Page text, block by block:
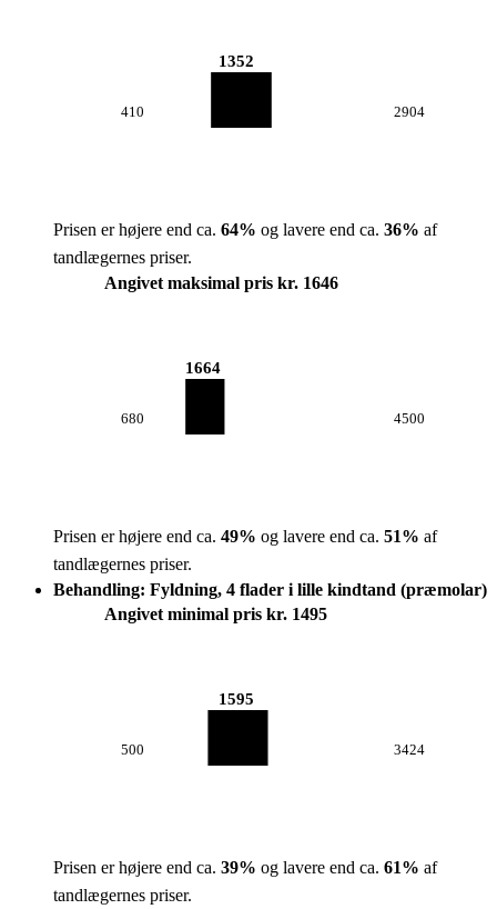
410
1352
2904
Prisen er højere end ca. 64% og lavere end ca. 36% af
tandlægernes priser.
Angivet maksimal pris kr. 1646
680
1664
4500
Prisen er højere end ca. 49% og lavere end ca. 51% af
tandlægernes priser.
Behandling: Fyldning, 4 flader i lille kindtand (præmolar)
Angivet minimal pris kr. 1495
500
1595
3424
Prisen er højere end ca. 39% og lavere end ca. 61% af
tandlægernes priser.